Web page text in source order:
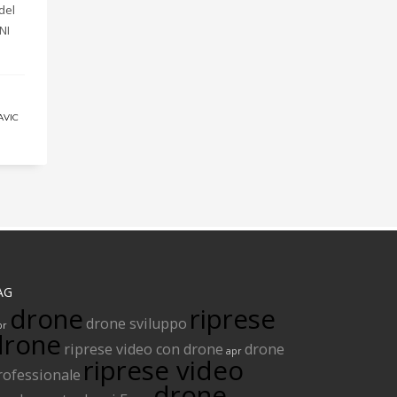
drone drone sviluppo riprese
riprese video con drone apr drone
riprese video